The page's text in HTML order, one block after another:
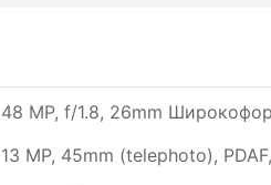
48 MP, f/1.8, 26mm
13 MP, 45mm (telephoto),